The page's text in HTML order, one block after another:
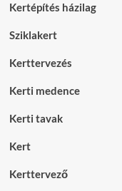
Kertépítés házilag
Sziklakert
Kerttervezés
Kerti medence
Kerti tavak
Kert
Kerttervező